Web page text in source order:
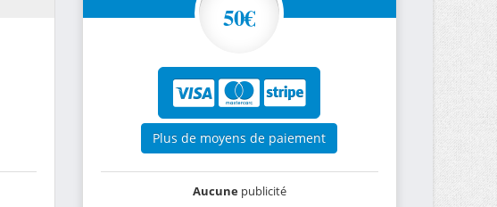
50€
Plus de moyens de paiement
Aucunepublicité